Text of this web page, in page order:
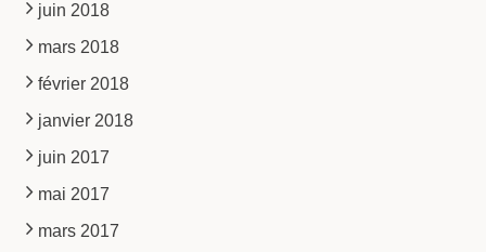
juin 2018
mars 2018
février 2018
janvier 2018
juin 2017
mai 2017
mars 2017